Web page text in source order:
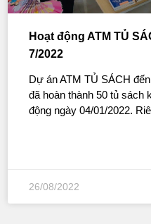
Hoạt động ATM TỦ
7/2022
Dự án ATM TỦ SÁCH
đã hoàn thành 50 tủ sách
động ngày 04/01/2022.
26/08/2022